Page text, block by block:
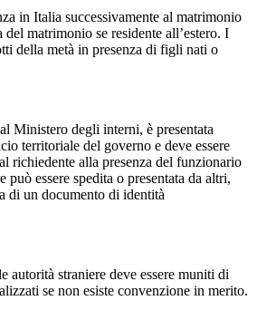
in Italia successivamente al matrimonio
matrimonio se residente all’estero. I
della metà in presenza di figli nati o
Ministero degli interni, è presentata
territoriale del governo e deve essere
richiedente alla presenza del funzionario
può essere spedita o presentata da altri,
di un documento di identità
autorità straniere deve essere muniti di
se non esiste convenzione in merito.